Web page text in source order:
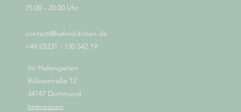
15:00 - 20:00 Uhr
contact@hafenkitchen.de
+49 (0)231 - 130 542 19
Im Hafengarten
Bülowstraße 12
44147 Dortmund
Impressum